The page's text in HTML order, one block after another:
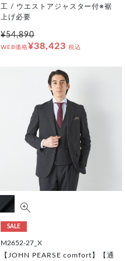
工 / ウエストアジャスター付※裾
上げ必要
¥54,890
WEB価格¥38,423 税込
SALE
M2652-27_X
【JOHN PEARSE comfort】【通